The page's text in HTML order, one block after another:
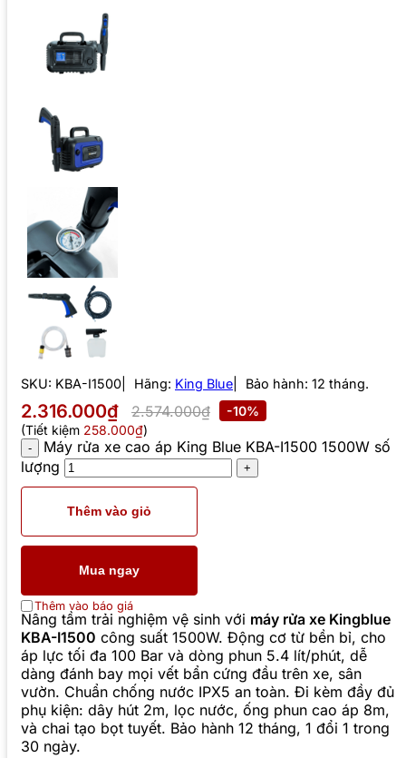
SKU: KBA-I1500 Hãng: King Blue Bảo hành: 12 tháng.
2.316.000₫ 2.574.000₫
-10%
(Tiết kiệm 258.000₫)
Máy rửa xe cao áp King Blue KBA-I1500 1500W số
lượng
Thêm vào giỏ
Mua ngay
Thêm vào báo giá
Nâng tầm trải nghiệm vệ sinh với máy rửa xe Kingblue
KBA-I1500 công suất 1500W. Động cơ từ bền bỉ, cho
áp lực tối đa 100 Bar và dòng phun 5.4 lít/phút, dễ
dàng đánh bay mọi vết bẩn cứng đầu trên xe, sân
vườn. Chuẩn chống nước IPX5 an toàn. Đi kèm đầy đủ
phụ kiện: dây hút 2m, lọc nước, ống phun cao áp 8m,
và chai tạo bọt tuyết. Bảo hành 12 tháng, 1 đổi 1 trong
30 ngày.